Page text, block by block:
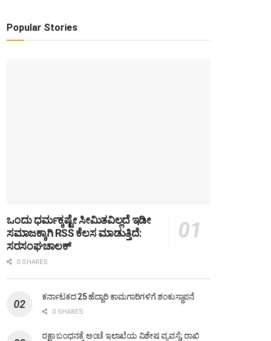
Popular Stories
ಒಂದು ಧರ್ಮಕ್ಕಷ್ಟೇ ಸೀಮಿತವಿಲ್ಲದೆ ಇಡೀ
ಸಮಾಜಕ್ಕಾಗಿ RSS ಕೆಲಸ ಮಾಡುತ್ತಿದೆ:
ಸರಸಂಘಚಾಲಕ್
0 SHARES
ಕರ್ನಾಟಕದ 25 ಹೆದ್ದಾರಿ ಕಾಮಗಾರಿಗಳಿಗೆ ಶಂಕುಸ್ಥಾಪನೆ
0 SHARES
ರಕ್ಷಾ ಬಂಧನಕ್ಕೆ ಅಂಚೆ ಇಲಾಖೆಯ ವಿಶೇಷ ವ್ಯವಸ್ಥೆ; ರಾಖಿ